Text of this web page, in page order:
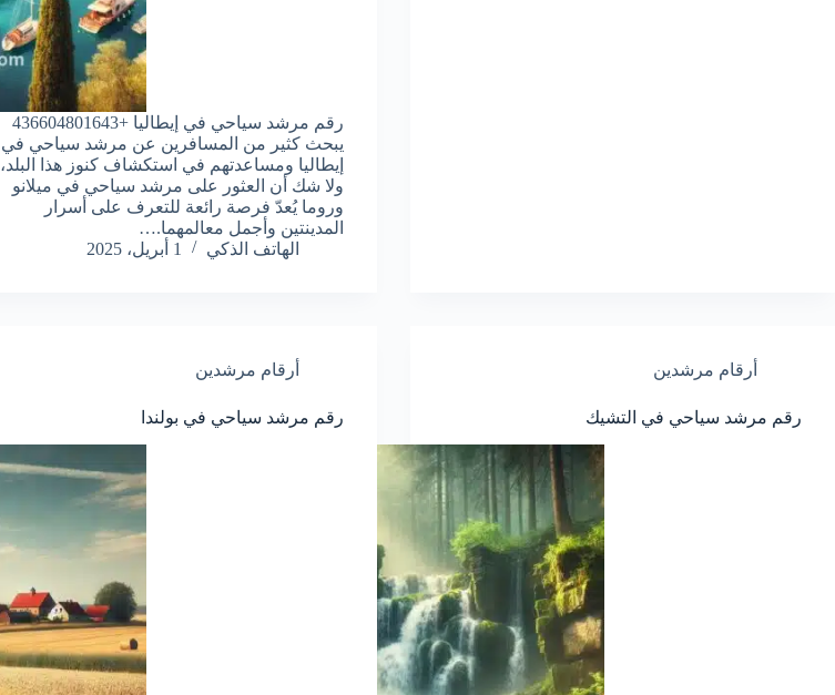
رقم مرشد سياحي في إيطاليا +436604801643
يبحث كثير من المسافرين عن مرشد سياحي في
إيطاليا ومساعدتهم في استكشاف كنوز هذا البلد،
ولا شك أن العثور على مرشد سياحي في ميلانو
وروما يُعدّ فرصة رائعة للتعرف على أسرار
المدينتين وأجمل معالمهما.…
الهاتف الذكي
1 أبريل، 2025
أرقام مرشدين
رقم مرشد سياحي في التشيك
أرقام مرشدين
رقم مرشد سياحي في بولندا